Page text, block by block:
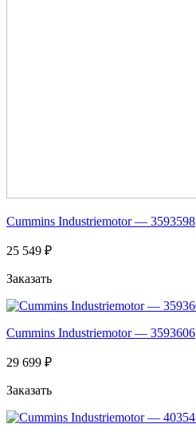
Cummins Industriemotor — 3593598
25 549 ₽
Заказать
Cummins Industriemotor — 3593606
29 699 ₽
Заказать